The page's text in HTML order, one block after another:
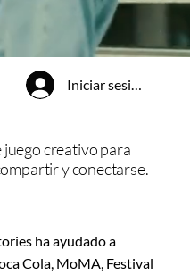
Iniciar sesión
juego creativo para
y conectarse.
ha ayudado a
Cola, MoMA, Festival